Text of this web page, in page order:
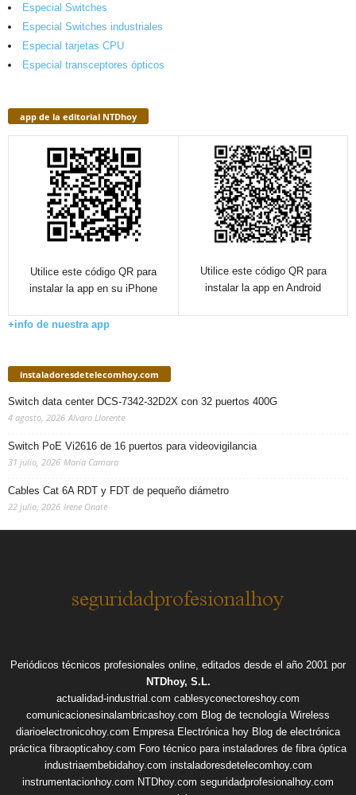
Especial Switches
Especial Switches industriales
Especial tarjetas CPU
Especial transceptores ópticos
app de la editorial NTDhoy
Utilice este código QR para
instalar la app en su iPhone
Utilice este código QR para
instalar la app en Android
+info de nuestra app
instaladoresdetelecomhoy.com
Switch data center DCS-7342-32D2X con 32 puertos 400G
4 agosto, 2026 Alvaro Llorente
Switch PoE Vi2616 de 16 puertos para videovigilancia
31 julio, 2026 Maria Camara
Cables Cat 6A RDT y FDT de pequeño diámetro
22 julio, 2026 Irene Onate
Periódicos técnicos profesionales online, editados desde el año 2001 por
NTDhoy, S.L.
actualidad-industrial.com cablesyconectoreshoy.com
comunicacionesinalambricashoy.com Blog de tecnología Wireless
diarioelectronicohoy.com Empresa Electrónica hoy Blog de electrónica
práctica fibraopticahoy.com Foro técnico para instaladores de fibra óptica
industriaembebidahoy.com instaladoresdetelecomhoy.com
instrumentacionhoy.com NTDhoy.com seguridadprofesionalhoy.com